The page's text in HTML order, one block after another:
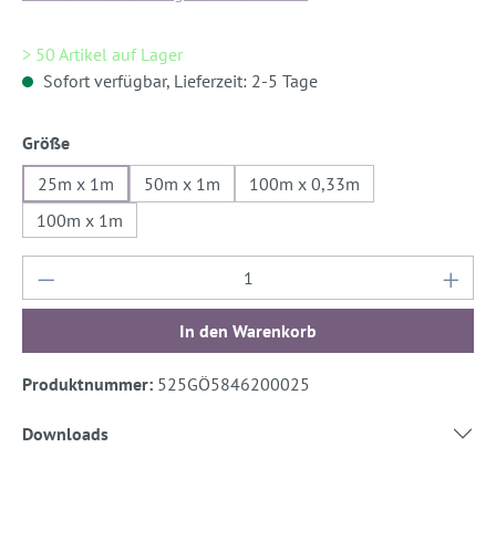
> 50 Artikel auf Lager
Sofort verfügbar, Lieferzeit: 2-5 Tage
Größeauswählen
25m x 1m
50m x 1m
100m x 0,33m
100m x 1m
Produkt Anzahl: Gib den gewünschten
In den Warenkorb
Produktnummer: 525GÖ5846200025
Downloads